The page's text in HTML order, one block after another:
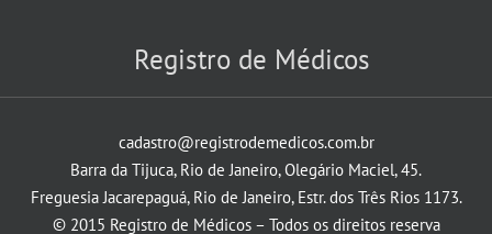
Registro de Médicos
cadastro@registrodemedicos.com.br
Barra da Tijuca, Rio de Janeiro, Olegário Maciel, 45.
Freguesia Jacarepaguá, Rio de Janeiro, Estr. dos Três Rios 1173.
© 2015 Registro de Médicos – Todos os direitos reserva